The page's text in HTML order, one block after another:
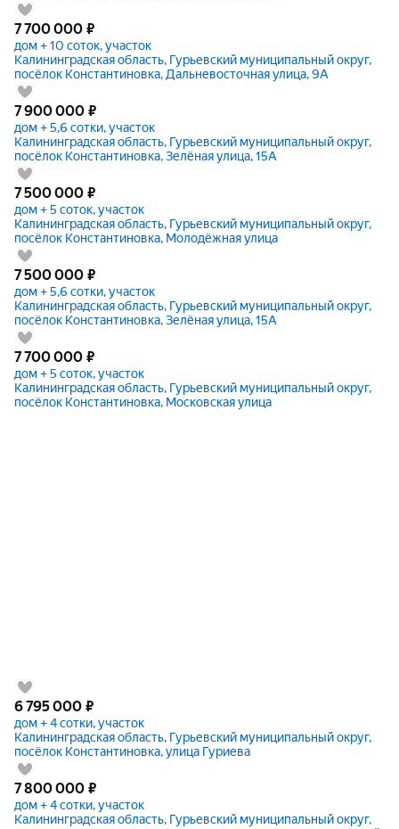
7 700 000 ₽
дом + 10 соток, участок
Калининградская область, Гурьевский муниципальный округ,
посёлок Константиновка, Дальневосточная улица, 9А
7 900 000 ₽
дом + 5,6 сотки, участок
Калининградская область, Гурьевский муниципальный округ,
посёлок Константиновка, Зелёная улица, 15А
7 500 000 ₽
дом + 5 соток, участок
Калининградская область, Гурьевский муниципальный округ,
посёлок Константиновка, Молодёжная улица
7 500 000 ₽
дом + 5,6 сотки, участок
Калининградская область, Гурьевский муниципальный округ,
посёлок Константиновка, Зелёная улица, 15А
7 700 000 ₽
дом + 5 соток, участок
Калининградская область, Гурьевский муниципальный округ,
посёлок Константиновка, Московская улица
6 795 000 ₽
дом + 4 сотки, участок
Калининградская область, Гурьевский муниципальный округ,
посёлок Константиновка, улица Гуриева
7 800 000 ₽
дом + 4 сотки, участок
Калининградская область, Гурьевский муниципальный округ,